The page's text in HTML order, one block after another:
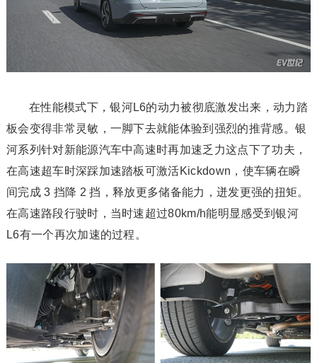
在性能模式下，银河L6的动力被彻底激发出来，动力踏
板会变得非常灵敏，一脚下去就能体验到强烈的推背感。银
河系列针对新能源汽车中高速时再加速乏力这点下了功夫，
在高速超车时深踩加速踏板可激活Kickdown，使车辆在瞬
间完成 3 挡降 2 挡，释放更多储备能力，迸发更强的扭矩。
在高速路段行驶时，当时速超过80km/h能明显感受到银河
L6有一个再次加速的过程。